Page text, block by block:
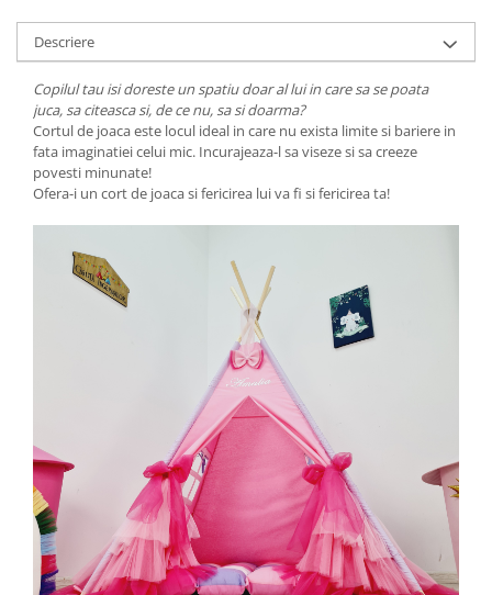
Descriere
Copilul tau isi doreste un spatiu doar al lui in care sa se poata
juca, sa citeasca si, de ce nu, sa si doarma?
Cortul de joaca este locul ideal in care nu exista limite si bariere in
fata imaginatiei celui mic. Incurajeaza-l sa viseze si sa creeze
povesti minunate!
Ofera-i un cort de joaca si fericirea lui va fi si fericirea ta!